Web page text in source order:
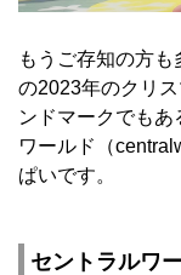
もうご存知の方
の2023年のクリ
ンドマークでも
ワールド（
ぱいです。
セントラルワ